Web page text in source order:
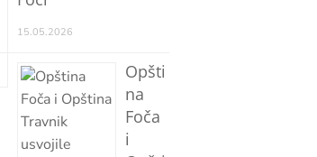
15.05.2026
Opšti
na
Foča
i